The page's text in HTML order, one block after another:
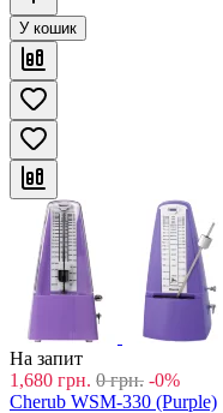
У кошик
На запит
1,680 грн. 0 грн. -0%
Cherub WSM-330 (Purple)